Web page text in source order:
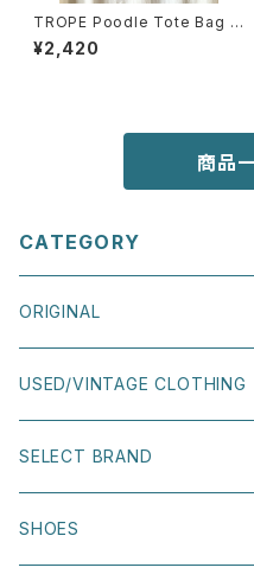
TROPE Poodle Tote Bag (l
avender)
¥2,420
商品
CATEGORY
ORIGINAL
TEE
SWEATSHIRT
BAG
USED/VINTAGE CLOTHING
TOPS
TEE
BOTTOMS
SELECT BRAND
DISH ARTS
SHOES